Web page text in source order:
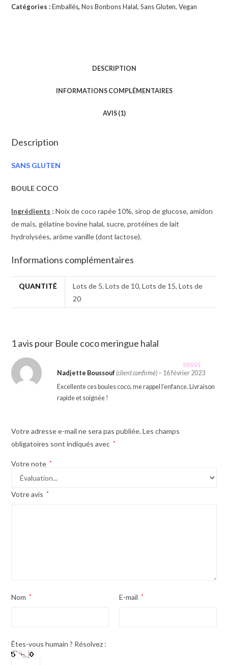
Catégories :Emballés,Nos Bonbons Halal, Sans Gluten, Vegan
DESCRIPTION
INFORMATIONS COMPLÉMENTAIRES
AVIS (1)
Description
SANS GLUTEN
BOULE COCO
Ingrédients : Noix de coco rapée 10%, sirop de glucose, amidon
de maĩs, gélatine bovine halal, sucre, protéines de lait
hydrolysées, arôme vanille (dont lactose).
Informations complémentaires
QUANTITÉ
Lots de 5, Lots de 10, Lots de 15, Lots de
20
1 avis pour Boule coco meringue halal
Note5sur 5
Nadjette Boussouf(client confirmé) – 16 février 2023
Excellente ces boules coco, me rappel l’enfance. Livraison
rapide et soignée !
Votre adresse e-mail ne sera pas publiée. Les champs
obligatoires sont indiqués avec *
Votre note *
Votre avis *
Nom * E-mail *
Êtes-vous humain ? Résolvez :